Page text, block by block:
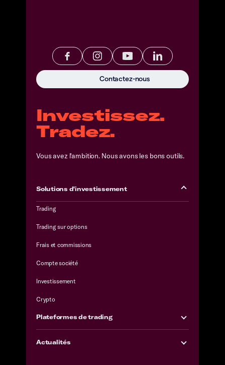
Investissez.
Tradez.
Vous avez l'ambition. Nous avons les bons outils.
Solutions d'investissement
Trading
Trading sur options
Frais et commissions
Compte société
Investissement
Crypto
Plateformes de trading
Actualités